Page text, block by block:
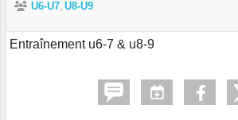
U6-U7 U8-U9
Entraînement u6-7 & u8-9